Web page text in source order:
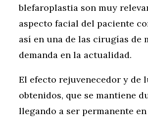
blefaroplastia son muy
aspecto facial del paciente
así en una de las cirugías de
demanda en la actualidad.
El efecto rejuvenecedor y de
obtenidos, que se mantiene
llegando a ser permanente